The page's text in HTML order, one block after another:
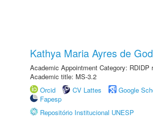
Kathya Maria Ayres de
Academic Appointment Category: RDIDP
Academic title: MS-3.2
Orcid
CV Lattes
Google
Fapesp
Repositório Institucional UNESP